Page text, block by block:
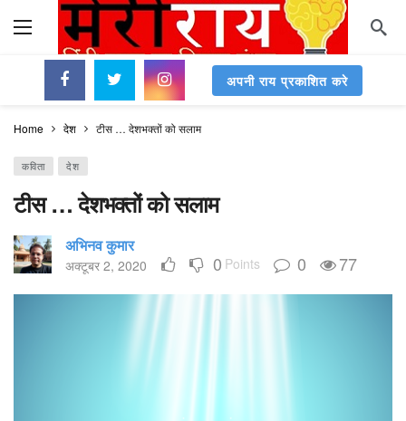
अपनी राय प्रकाशित करे
Home देश टीस … देशभक्तों को सलाम
कविता देश
टीस … देशभक्तों को सलाम
अभिनव कुमार
अक्टूबर 2, 2020 0 Points 0 77